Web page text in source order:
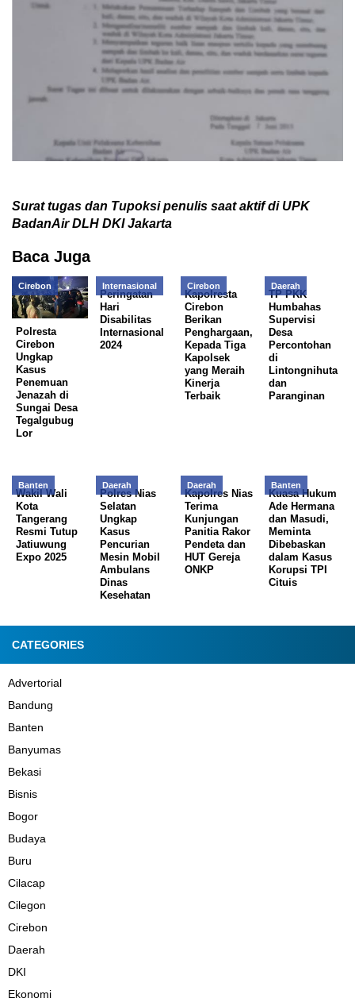
Surat tugas dan Tupoksi penulis saat aktif di UPK
BadanAir DLH DKI Jakarta
Baca Juga
Cirebon
Polresta
Cirebon
Ungkap
Kasus
Penemuan
Jenazah di
Sungai Desa
Tegalgubug
Lor
Internasional
Peringatan
Hari
Disabilitas
Internasional
2024
Cirebon
Kapolresta
Cirebon
Berikan
Penghargaan,
Kepada Tiga
Kapolsek
yang Meraih
Kinerja
Terbaik
Daerah
TP PKK
Humbahas
Supervisi
Desa
Percontohan
di
Lintongnihuta
dan
Paranginan
Banten
Wakil Wali
Kota
Tangerang
Resmi Tutup
Jatiuwung
Expo 2025
Daerah
Polres Nias
Selatan
Ungkap
Kasus
Pencurian
Mesin Mobil
Ambulans
Dinas
Kesehatan
Daerah
Kapolres Nias
Terima
Kunjungan
Panitia Rakor
Pendeta dan
HUT Gereja
ONKP
Banten
Kuasa Hukum
Ade Hermana
dan Masudi,
Meminta
Dibebaskan
dalam Kasus
Korupsi TPI
Cituis
CATEGORIES
Advertorial
Bandung
Banten
Banyumas
Bekasi
Bisnis
Bogor
Budaya
Buru
Cilacap
Cilegon
Cirebon
Daerah
DKI
Ekonomi